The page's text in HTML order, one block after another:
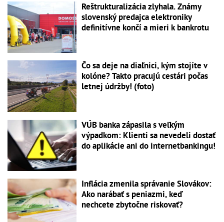
Reštrukturalizácia zlyhala. Známy
slovenský predajca elektroniky
definitívne končí a mieri k bankrotu
Čo sa deje na diaľnici, kým stojíte v
kolóne? Takto pracujú cestári počas
letnej údržby! (foto)
VÚB banka zápasila s veľkým
výpadkom: Klienti sa nevedeli dostať
do aplikácie ani do internetbankingu!
Inflácia zmenila správanie Slovákov:
Ako narábať s peniazmi, keď
nechcete zbytočne riskovať?